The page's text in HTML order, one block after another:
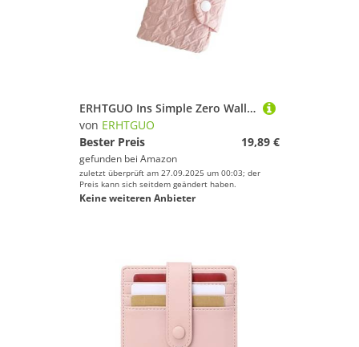
ERHTGUO Ins Simple Zero Wallet Girls Candy Color Card Bag Student Backpack Pendant Buckle Small Coin Purse Cute(Pink)
von ERHTGUO
Bester Preis
19,89 €
gefunden bei Amazon
zuletzt überprüft am 27.09.2025 um 00:03; der
Preis kann sich seitdem geändert haben.
Keine weiteren Anbieter